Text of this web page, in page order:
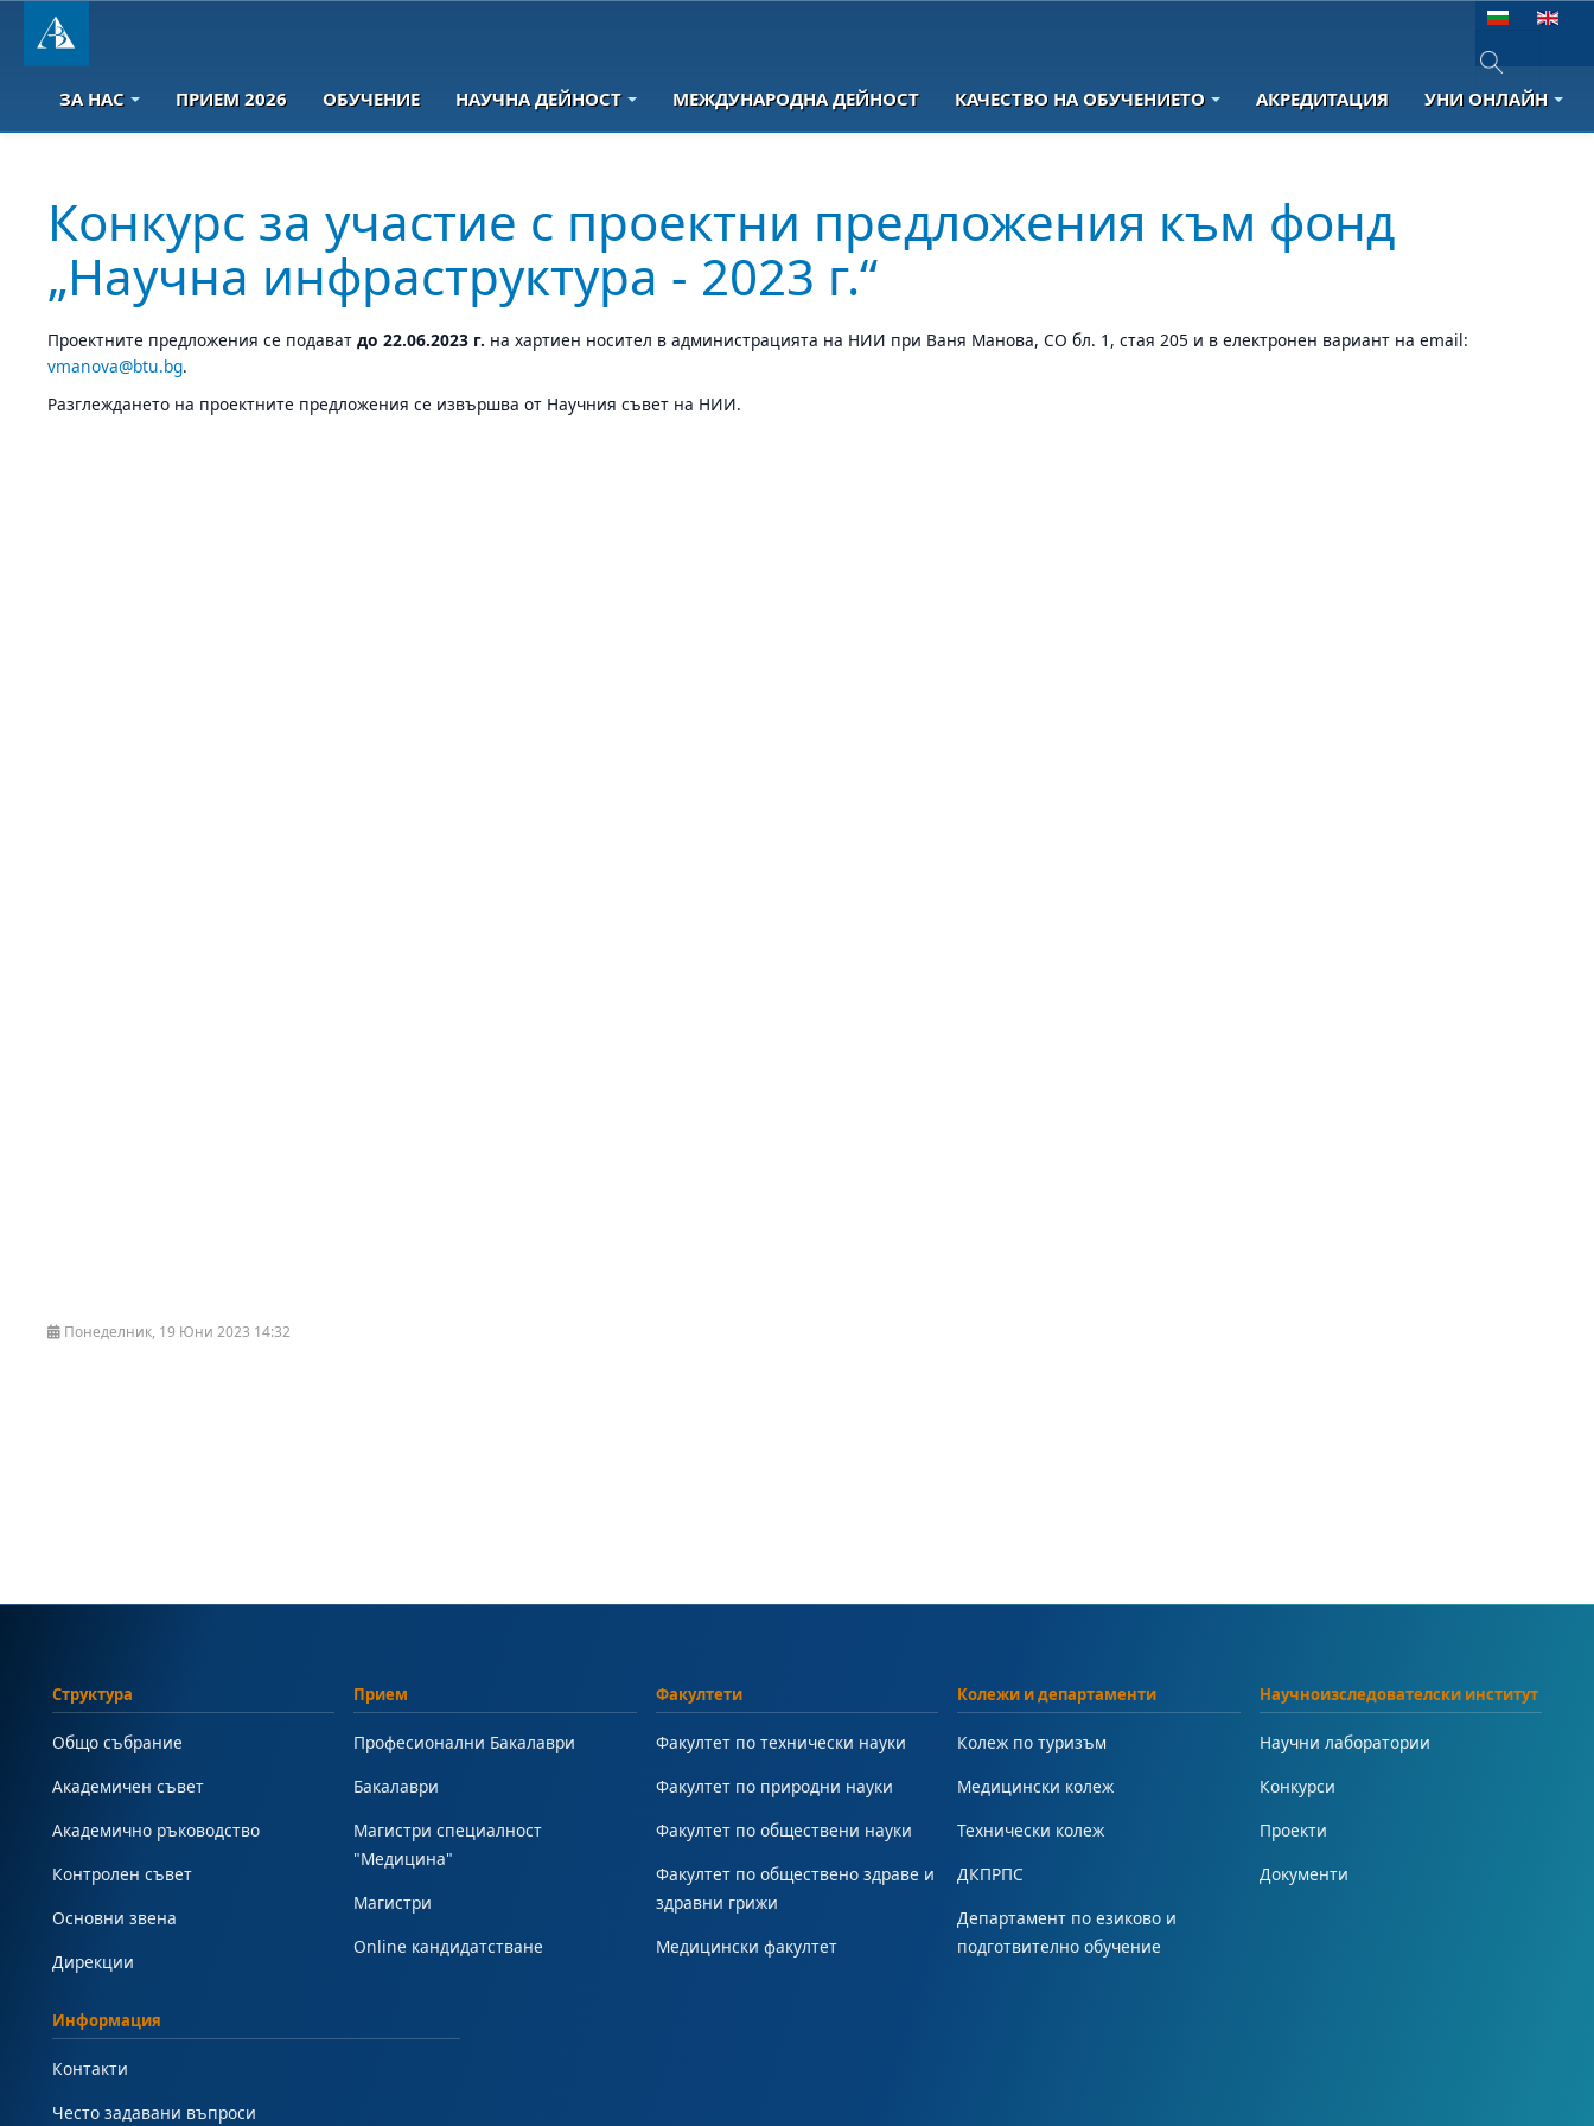
Изберете език
Type 2 or
ЗА НАС ПРИЕМ 2026 ОБУЧЕНИЕ НАУЧНА ДЕЙНОСТ МЕЖДУНАРОДНА ДЕЙНОСТ КАЧЕСТВО НА ОБУЧЕНИЕТО АКРЕДИТАЦИЯ УНИ ОНЛАЙН
Конкурс за участие с проектни предложения към фонд
„Научна инфраструктура - 2023 г.“
Проектните предложения се подаватдо 22.06.2023 г. на хартиен носител в администрацията на НИИ при Ваня Манова, СО бл. 1, стая 205 и в електронен вариант на email:
vmanova@btu.bg.
Разглеждането на проектните предложения се извършва от Научния съвет на НИИ.
Понеделник, 19 Юни 2023 14:32
Структура
Общо събрание
Академичен съвет
Академично ръководство
Контролен съвет
Основни звена
Дирекции
Прием
Професионални Бакалаври
Бакалаври
Магистри специалност
"Медицина"
Магистри
Online кандидатстване
Факултети
Факултет по технически науки
Факултет по природни науки
Факултет по обществени науки
Факултет по обществено здраве и
здравни грижи
Медицински факултет
Колежи и департаменти
Колеж по туризъм
Медицински колеж
Технически колеж
ДКПРПС
Департамент по езиково и
подготвително обучение
Научноизследователски институт
Научни лаборатории
Конкурси
Проекти
Документи
Информация
Контакти
Често задавани въпроси